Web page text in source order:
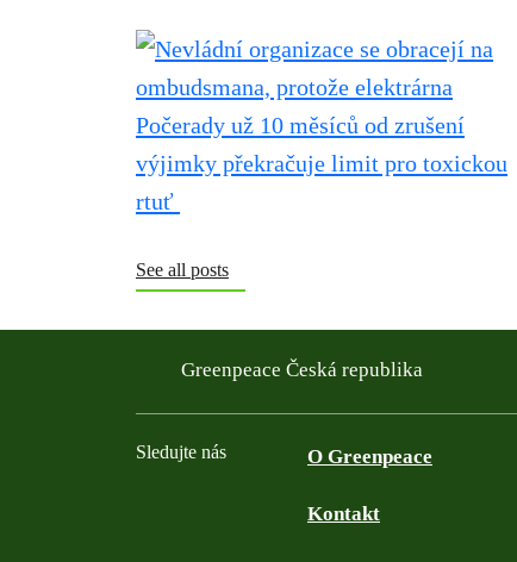
See all posts
Greenpeace Česká republika
Sledujte nás O Greenpeace
Kontakt